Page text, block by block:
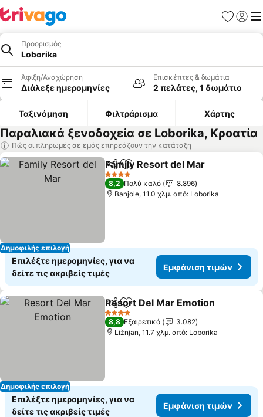
Προορισμός
Loborika
Άφιξη/Αναχώρηση
Διάλεξε ημερομηνίες
Επισκέπτες & δωμάτια
2 πελάτες, 1 δωμάτιο
Ταξινόμηση Φιλτράρισμα Χάρτης
Παραλιακά ξενοδοχεία σε Loborika, Κροατία
Πώς οι πληρωμές σε εμάς επηρεάζουν την κατάταξη
Δημοφιλής επιλογή
Κοινοποίηση
Προσθήκη στα αγαπημένα
Family Resort del Mar
4 Αστέρια
8,2 Πολύ καλό
8.896
Banjole, 11.0 χλμ. από: Loborika
Επιλέξτε ημερομηνίες, για να
δείτε τις ακριβείς τιμές
Εμφάνιση τιμών
Δημοφιλής επιλογή
Κοινοποίηση
Προσθήκη στα αγαπημένα
Resort Del Mar Emotion
4 Αστέρια
8,8 Εξαιρετικό
3.082
Ližnjan, 11.7 χλμ. από: Loborika
Επιλέξτε ημερομηνίες, για να
δείτε τις ακριβείς τιμές
Εμφάνιση τιμών